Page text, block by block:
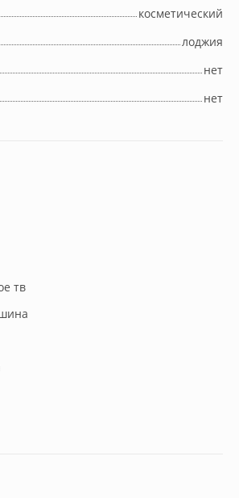
косметический
лоджия
нет
нет
тв